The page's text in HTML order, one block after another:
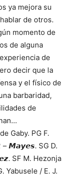
ya mejora su
de otros.
momento de
de alguna
de
decir que la
y el físico de
barbaridad,
de
Gaby. PG F.
– 𝙈𝙖𝙮𝙚𝙨. SG D.
SF M. Hezonja
Yabusele / E. J.